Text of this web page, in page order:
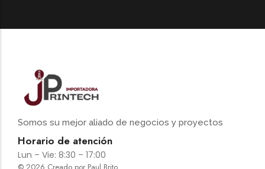
Somos su mejor aliado de negocios y proyectos
Horario de atención
Lun – Vie: 8:30 – 17:00